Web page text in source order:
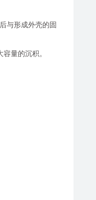
与形成外壳的固
量的沉积。